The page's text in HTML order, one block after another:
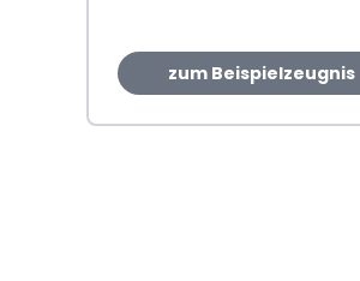
zum Beispielzeugnis